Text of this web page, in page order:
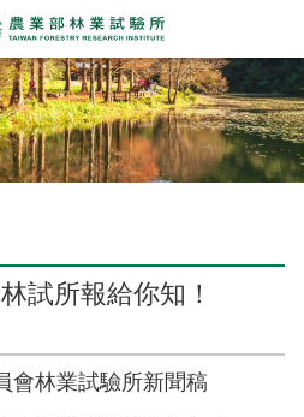
試所報給你知！
會林業試驗所新聞稿